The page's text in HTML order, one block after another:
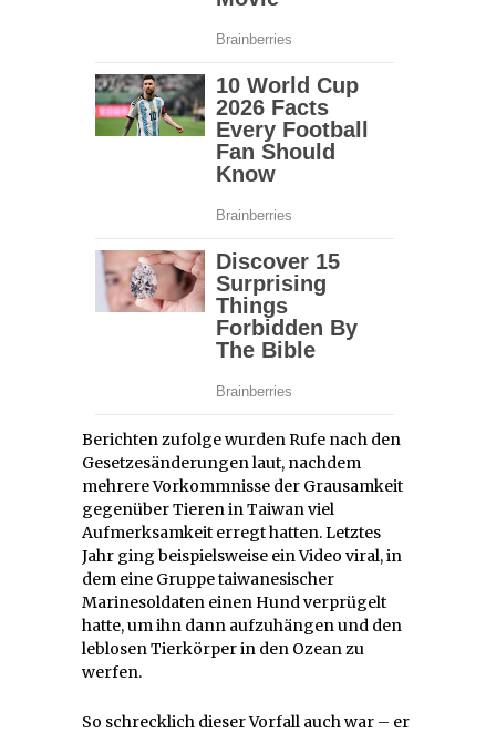
Berichten zufolge wurden Rufe nach den
Gesetzesänderungen laut, nachdem
mehrere Vorkommnisse der Grausamkeit
gegenüber Tieren in Taiwan viel
Aufmerksamkeit erregt hatten. Letztes
Jahr ging beispielsweise ein Video viral, in
dem eine Gruppe taiwanesischer
Marinesoldaten einen Hund verprügelt
hatte, um ihn dann aufzuhängen und den
leblosen Tierkörper in den Ozean zu
werfen.
So schrecklich dieser Vorfall auch war – er